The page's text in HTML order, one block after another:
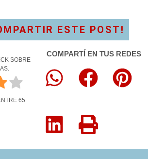
ESTE POST!
SOBRE
65
COMPARTÍ EN TUS REDES